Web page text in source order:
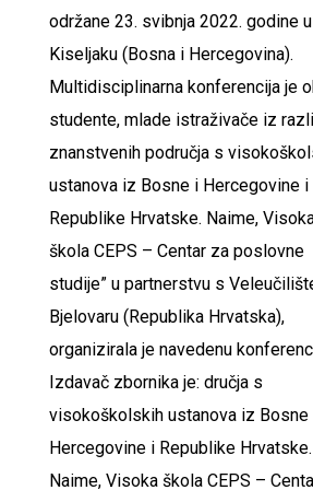
održane 23. svibnja 2022. godine u
Kiseljaku (Bosna i Hercegovina).
Multidisciplinarna konferencija je
studente, mlade istraživače iz
znanstvenih područja s
ustanova iz Bosne i Hercegovine i
Republike Hrvatske. Naime,
škola CEPS – Centar za poslovne
studije” u partnerstvu s
Bjelovaru (Republika Hrvatska),
organizirala je navedenu
Izdavač zbornika je: dručja s
visokoškolskih ustanova iz Bosne
Hercegovine i Republike Hrvatske.
Naime, Visoka škola CEPS –